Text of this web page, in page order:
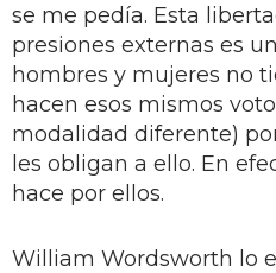
se me pedía. Esta
presiones externas es
hombres y mujeres no
hacen esos mismos
modalidad diferente)
les obligan a ello. En
hace por ellos.
William Wordsworth lo